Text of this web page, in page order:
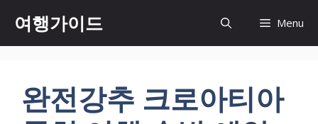
츠
여행가이드 Menu
완전강추 크로아티아